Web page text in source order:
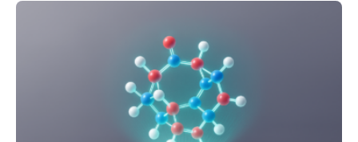
Erfindungen entstehen besonders dann, wenn
Wissenskategorien verschwimmen. Das zeigt neue
Forschung von Gianluca Carnabuci, Professor of
Organizational Behavior an der ESMT Berlin, und
Balázs Kovács, Professor an der Yale School of
Management. Die Forscher kommen zu dem Schluss,